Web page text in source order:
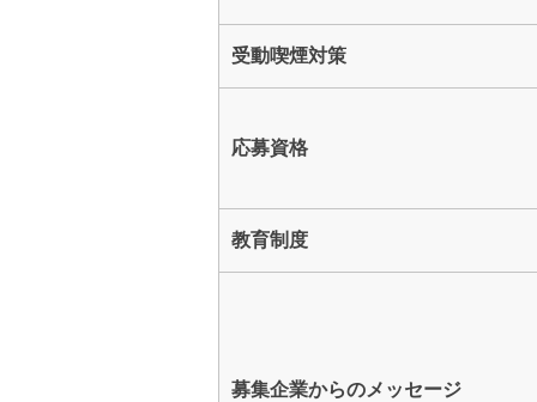
受動喫煙対策
応募資格
教育制度
募集企業からのメッセージ